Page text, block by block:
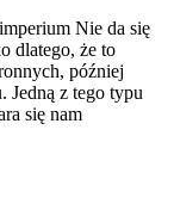
Nie da się
dlatego, że to
później
Jedną z tego typu
się nam